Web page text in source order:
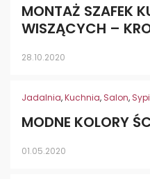
MONTAŻ SZAFEK
WISZĄCYCH –
28.10.2020
Jadalnia,Kuchnia, Salon,
MODNE KOLORY
01.05.2020